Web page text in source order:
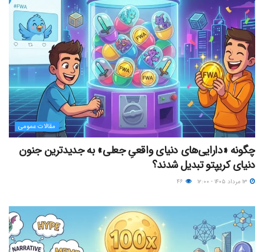
مقالات عمومی
چگونه «دارایی‌های دنیای واقعیِ جعلی» به جدیدترین جنون
دنیای کریپتو تبدیل شدند؟